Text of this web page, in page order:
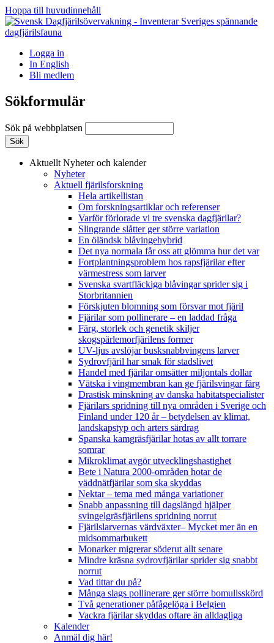
Hoppa till huvudinnehåll
Logga in
In English
Bli medlem
Sökformulär
Sök på webbplatsen
Aktuellt Nyheter och kalender
Nyheter
Aktuell fjärilsforskning
Hela artikellistan
Om forskningsartiklar och referenser
Varför förlorade vi tre svenska dagfjärilar?
Slingrande slåtter ger större variation
En öländsk blåvingehybrid
Det nya normala får oss att glömma hur det var
Fortplantningsproblem hos rapsfjärilar efter
värmestress som larver
Svenska svartfläckiga blåvingar sprider sig i
Storbritannien
Förskjuten blomning som försvar mot fjäril
Fjärilar som pollinerare – en laddad fråga
Färg, storlek och genetik skiljer
skogspärlemorfjärilens former
UV-ljus avslöjar busksnabbvingens larver
Sydrovfjäril har smak för stadslivet
Handel med fjärilar omsätter miljontals dollar
Vätska i vingmembran kan ge fjärilsvingar färg
Drastisk minskning av danska habitatspecialister
Fjärilars spridning till nya områden i Sverige och
Finland under 120 år– betydelsen av klimat,
landskapstyp och arters särdrag
Spanska kamgräsfjärilar hotas av allt torrare
somrar
Mikroklimat avgör utvecklingshastighet
Bete i Natura 2000-områden hotar de
väddnätfjärilar som ska skyddas
Nektar – tema med många variationer
Snabb anpassning till dagslängd hjälper
svingelgräsfjärilens spridning norrut
Fjärilslarvernas värdväxter– Mycket mer än en
midsommarbukett
Monarker migrerar söderut allt senare
Mindre kräsna sydrovfjärilar sprider sig snabbt
norrut
Vad tittar du på?
Många slags pollinerare ger större bomullsskörd
Två generationer påfågelöga i Belgien
Vackra fjärilar skyddas oftare än alldagliga
Kalender
Anmäl dig här!